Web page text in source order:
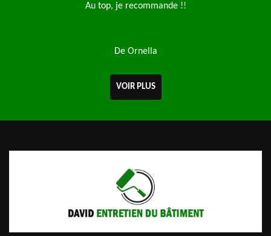
Au top, je recommande !!
De Ornella
VOIR PLUS